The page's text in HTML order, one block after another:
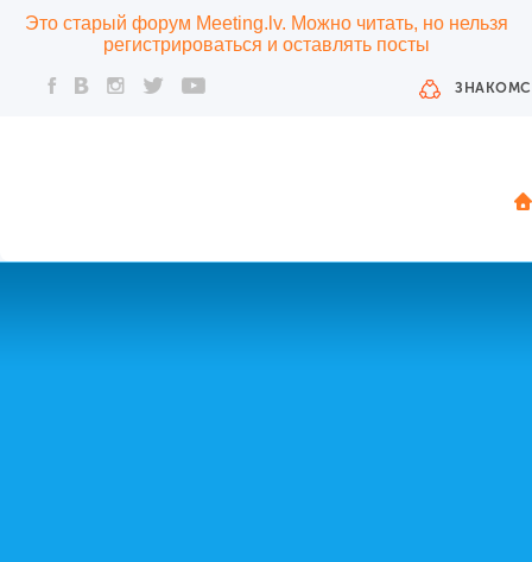
Это старый форум Meeting.lv. Можно читать, но нельзя
регистрироваться и оставлять посты